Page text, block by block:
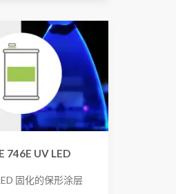
746E UV LED
固化的保形涂层